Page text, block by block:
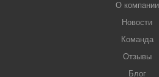
О компании
Новости
Команда
Отзывы
Блог